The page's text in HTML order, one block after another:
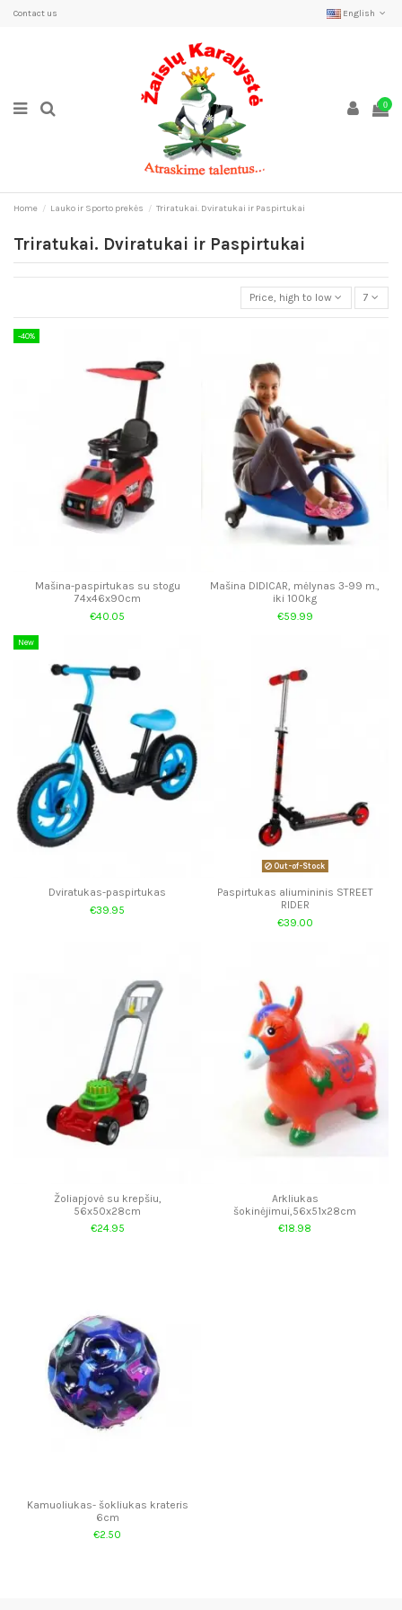
Contact us English
0
Home Lauko ir Sporto prekės Triratukai. Dviratukai ir Paspirtukai
Triratukai. Dviratukai ir Paspirtukai
Price, high to low 7
-40%
Mašina-paspirtukas su stogu
74x46x90cm
€40.05
Mašina DIDICAR, mėlynas 3-99 m.,
iki 100kg
€59.99
New
Dviratukas-paspirtukas
€39.95
Out-of-Stock
Paspirtukas aliumininis STREET
RIDER
€39.00
Žoliapjovė su krepšiu,
56x50x28cm
€24.95
Arkliukas
šokinėjimui,56x51x28cm
€18.98
Kamuoliukas- šokliukas krateris
6cm
€2.50